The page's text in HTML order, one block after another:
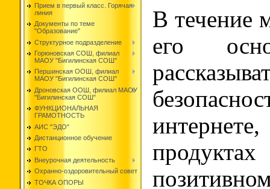
Прием в первый класс. Горячая
линия
Документы по теме
"Образование"
Структурное подразделение
Горюновская СОШ, филиал
МАОУ "Бигилинская СОШ"
Першинская ООШ, филиал
МАОУ "Бигилинская СОШ"
Дроновская ООШ, филиал МАОУ
"Бигилинская СОШ"
ФУНКЦИОНАЛЬНАЯ
ГРАМОТНОСТЬ
АИС "ЭДО"
Дистанционное обучение
ГТО
Внеурочная деятельность
Охранно-оздоровительный совет
ТОЧКА ОПОРЫ
В течение
его